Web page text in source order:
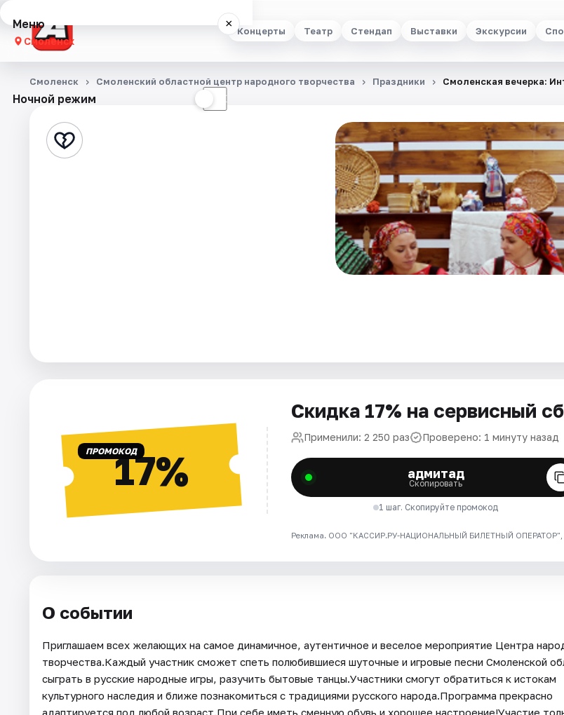
Концерты Театр Стендап Выставки Экскурсии
Меню ×
Смоленск
Концерты
Стендап
Ночной режим ☾
Смоленск Смоленский областной центр народного творчества Праздники Смоленская вечерка:
ПРОМОКОД17%
Скидка 17% на сервисный
Применили: 2 250 раз Проверено: 1 минуту назад
адмитад
Скопировать
1 шаг. Скопируйте промокод
Реклама. ООО "КАССИР.РУ-НАЦИОНАЛЬНЫЙ БИЛЕТНЫЙ ОПЕРАТОР",
О событии
Приглашаем всех желающих на самое динамичное, аутентичное и веселое мероприятие Центра
творчества.Каждый участник сможет спеть полюбившиеся шуточные и игровые песни Смоленской
сыграть в русские народные игры, разучить бытовые танцы.Участники смогут обратиться к истокам
культурного наследия и ближе познакомиться с традициями русского народа.Программа прекрасно
адаптируется под любой возраст.При себе иметь сменную обувь и хорошее настроение!Участие